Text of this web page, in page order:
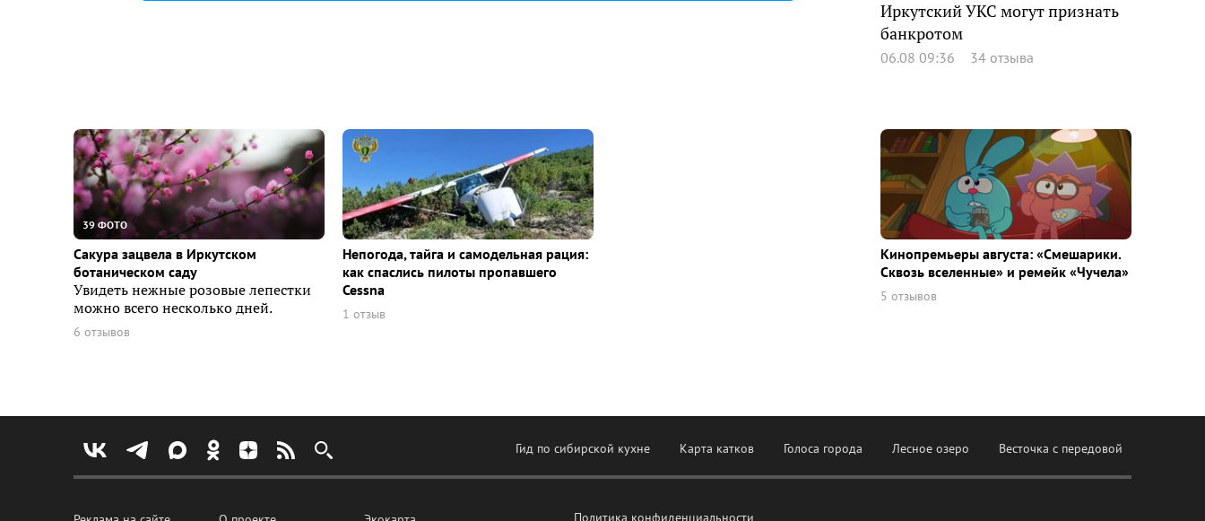
Иркутский УКС могут признать
банкротом
06.08 09:36 34 отзыва
39 ФОТО
Сакура зацвела в Иркутском
ботаническом саду
Увидеть нежные розовые лепестки
можно всего несколько дней.
6 отзывов
Непогода, тайга и самодельная рация:
как спаслись пилоты пропавшего
Cessna
1 отзыв
Кинопремьеры августа: «Смешарики.
Сквозь вселенные» и ремейк «Чучела»
5 отзывов
Гид по сибирской кухне Карта катков Голоса города Лесное озеро Весточка с передовой
Политика конфиденциальности